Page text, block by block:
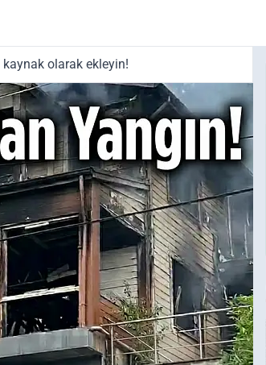
kaynak olarak ekleyin!